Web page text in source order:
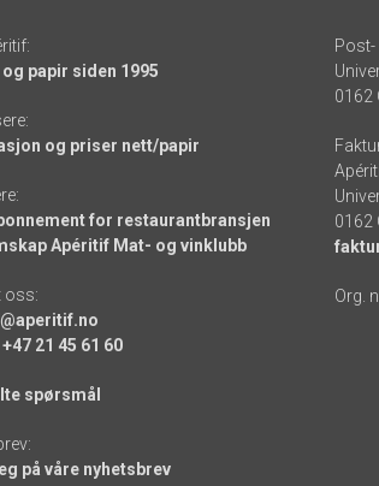
og papir siden 1995
og priser nett/papir
for restaurantbransjen
Apéritif Mat- og vinklubb
oss:
+47 21 45 61 60
spørsmål
på våre nyhetsbrev
Post-
0162
0162
Org.